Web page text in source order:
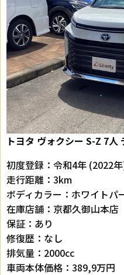
トヨタ ヴォクシー S-Z 7人
初度登録：令和4年 (2022
走行距離：3km
ボディカラー：ホワイトパ
在庫店舗：京都久御山本店
保証：あり
修復歴：なし
排気量：2000cc
車両本体価格：389,9万円